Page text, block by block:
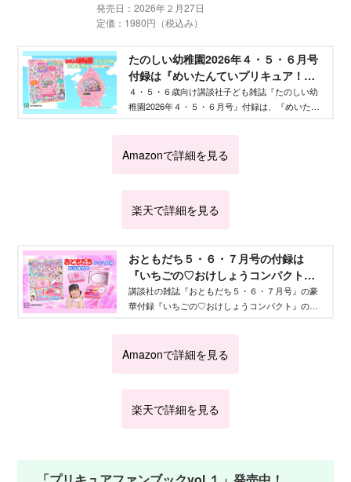
発売日：2026年２月27日
定価：1980円（税込み）
たのしい幼稚園2026年４・５・６月号
付録は『めいたんていプリキュア！
おしゃべりめざましどけい』だよ！ -
Aneひめ.net｜講談社
４・５・６歳向け講談社子ども雑誌『たのしい幼
稚園2026年４・５・６月号』付録は、『めいたん
Amazonで詳細を見る
楽天で詳細を見る
おともだち５・６・７月号の付録は
『いちごの♡おけしょうコンパクト』 -
Aneひめ.net｜講談社
講談社の雑誌『おともだち５・６・７月号』の豪
華付録『いちごの♡おけしょうコンパクト』の気
報が盛りだくさんです。
Amazonで詳細を見る
楽天で詳細を見る